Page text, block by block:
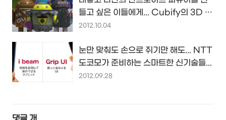
들고 싶은 이들에게... Cubify의 3D 피
규어
2012.10.04
눈만 맞춰도 손으로 쥐기만 해도... NTT
도코모가 준비하는 스마트한 신기술들...
2012.09.28